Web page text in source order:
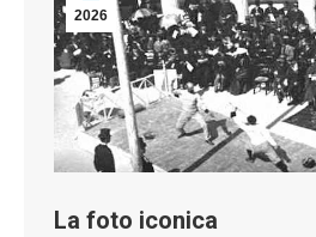
2026
La foto iconica